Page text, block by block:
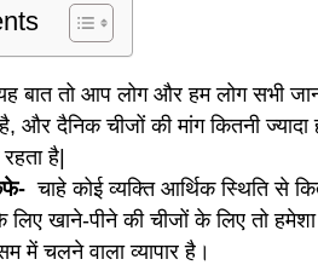
बात तो आप लोग और हम लोग सभी
और दैनिक चीजों की मांग कितनी
है|
चाहे कोई व्यक्ति आर्थिक स्थिति से
खाने-पीने की चीजों के लिए तो
में चलने वाला व्यापार है।